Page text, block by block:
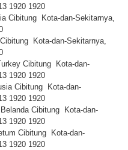
1920 1920
Cibitung Kota-dan-Sekitarnya,
Kota-dan-Sekitarnya,
Cibitung Kota-dan-
1920 1920
Cibitung Kota-dan-
1920 1920
Cibitung Kota-dan-
1920 1920
Cibitung Kota-dan-
1920 1920